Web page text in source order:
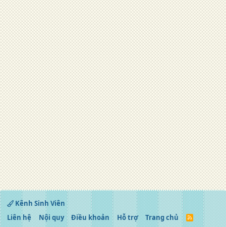
Kênh Sinh Viên
Liên hệ
Nội quy Điều khoản Hỗ trợ Trang chủ
R